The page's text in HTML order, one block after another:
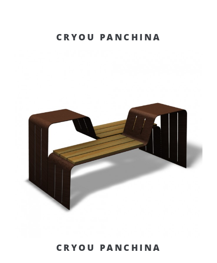
CRYOU PANCHINA
CRYOU PANCHINA